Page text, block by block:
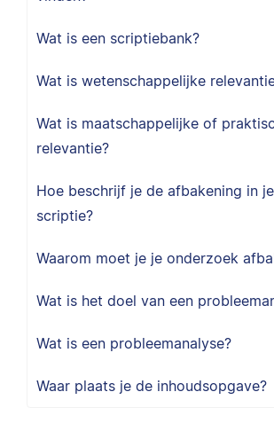
Wat is een scriptiebank?
Wat is wetenschappelijke
Wat is maatschappelijke of
relevantie?
Hoe beschrijf je de afbakening in je
scriptie?
Waarom moet je je onderzoek
Wat is het doel van een
Wat is een probleemanalyse?
Waar plaats je de inhoudsopgave?